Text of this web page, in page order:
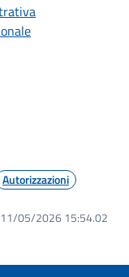
Autorizzazioni
11/05/2026 15:54.02